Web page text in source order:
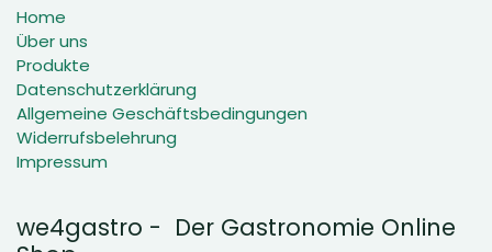
Home
Über uns
Produkte
Datenschutzerklärung
Allgemeine Geschäftsbedingungen
Widerrufsbelehrung
Impressum
we4gastro - Der Gastronomie Online